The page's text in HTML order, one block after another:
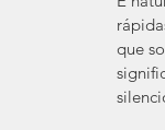
que